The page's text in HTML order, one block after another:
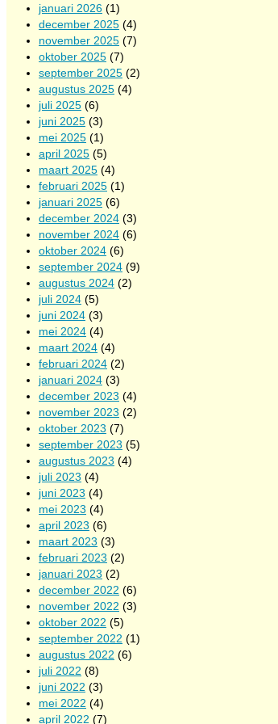
januari 2026 (1)
december 2025 (4)
november 2025 (7)
oktober 2025 (7)
september 2025 (2)
augustus 2025 (4)
juli 2025 (6)
juni 2025 (3)
mei 2025 (1)
april 2025 (5)
maart 2025 (4)
februari 2025 (1)
januari 2025 (6)
december 2024 (3)
november 2024 (6)
oktober 2024 (6)
september 2024 (9)
augustus 2024 (2)
juli 2024 (5)
juni 2024 (3)
mei 2024 (4)
maart 2024 (4)
februari 2024 (2)
januari 2024 (3)
december 2023 (4)
november 2023 (2)
oktober 2023 (7)
september 2023 (5)
augustus 2023 (4)
juli 2023 (4)
juni 2023 (4)
mei 2023 (4)
april 2023 (6)
maart 2023 (3)
februari 2023 (2)
januari 2023 (2)
december 2022 (6)
november 2022 (3)
oktober 2022 (5)
september 2022 (1)
augustus 2022 (6)
juli 2022 (8)
juni 2022 (3)
mei 2022 (4)
april 2022 (7)